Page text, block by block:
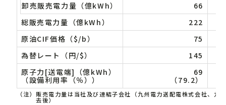
卸売販売電力量（億kWh）
66
総販売電力量（億kWh）
222
原油CIF価格（$/b）
75
為替レート（円/$）
145
原子力[送電端]（億kWh）
（設備利用率（％））
69
（79.2）
（注） 販売電力量は当社及び連結子会社（九州電力送配電株式会社、
去後）